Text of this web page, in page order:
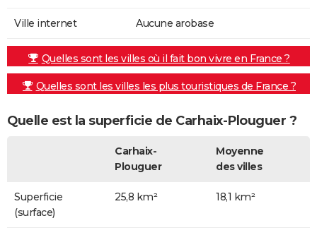
Ville internet Aucune arobase
Quelles sont les villes où il fait bon vivre en France ?
Quelles sont les villes les plus touristiques de France ?
Quelle est la superficie de Carhaix-Plouguer ?
Carhaix-
Plouguer
Moyenne
des villes
Superficie
(surface)
25,8 km² 18,1 km²